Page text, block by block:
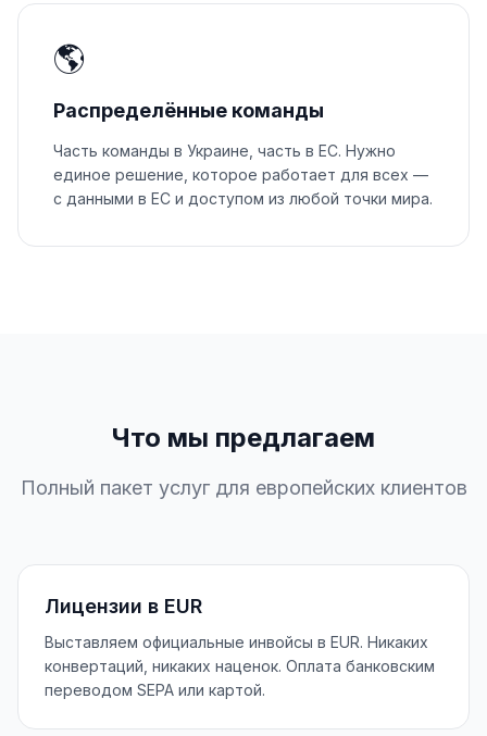
🌎
Распределённые команды
Часть команды в Украине, часть в ЕС. Нужно
единое решение, которое работает для всех —
с данными в ЕС и доступом из любой точки мира.
Что мы предлагаем
Полный пакет услуг для европейских клиентов
Лицензии в EUR
Выставляем официальные инвойсы в EUR. Никаких
конвертаций, никаких наценок. Оплата банковским
переводом SEPA или картой.